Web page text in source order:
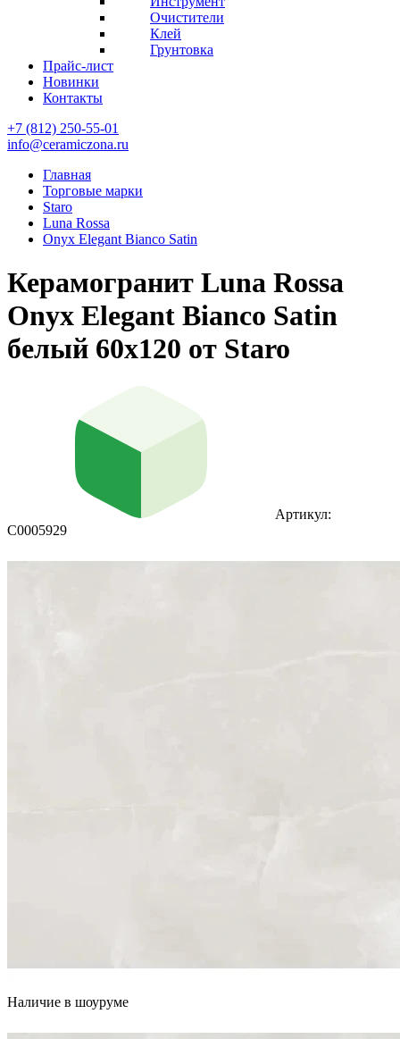
Очистители
Клей
Грунтовка
Прайс-лист
Новинки
Контакты
+7 (812) 250-55-01
info@ceramiczona.ru
Главная
Торговые марки
Staro
Luna Rossa
Onyx Elegant Bianco Satin
Керамогранит Luna Rossa
Onyx Elegant Bianco Satin
белый 60x120 от Staro
Артикул:
С0005929
Наличие в шоуруме